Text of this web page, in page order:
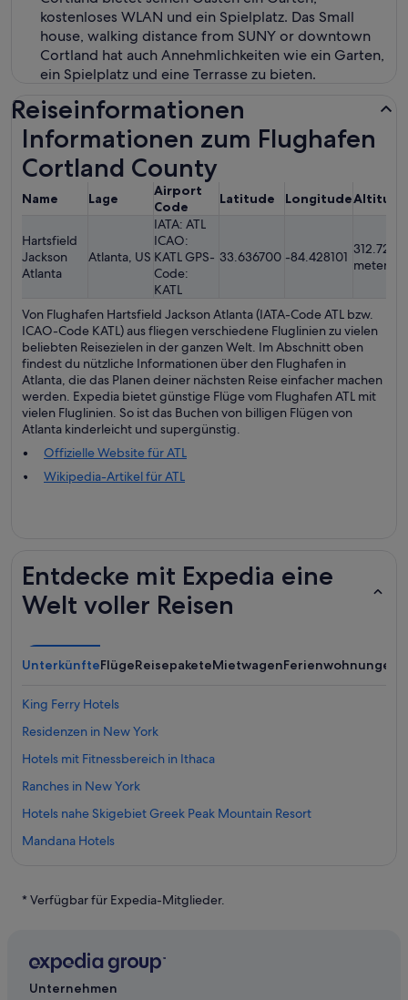
kostenloses WLAN und ein Spielplatz. Das Small
house, walking distance from SUNY or downtown
Cortland hat auch Annehmlichkeiten wie ein Garten,
ein Spielplatz und eine Terrasse zu bieten.
Reiseinformationen
Informationen zum Flughafen
Cortland County
Name Lage
Airport
Code
Latitude LongitudeAltitude
Hartsfield
Jackson
Atlanta
Atlanta, US
IATA: ATL
ICAO:
KATL GPS-
Code:
KATL
33.636700 -84.428101 312.72
meters
Von Flughafen Hartsfield Jackson Atlanta (IATA-Code ATL bzw.
ICAO-Code KATL) aus fliegen verschiedene Fluglinien zu vielen
beliebten Reisezielen in der ganzen Welt. Im Abschnitt oben
findest du nützliche Informationen über den Flughafen in
Atlanta, die das Planen deiner nächsten Reise einfacher machen
werden. Expedia bietet günstige Flüge vom Flughafen ATL mit
vielen Fluglinien. So ist das Buchen von billigen Flügen von
Atlanta kinderleicht und supergünstig.
Offizielle Website für ATL
Wikipedia-Artikel für ATL
Entdecke mit Expedia eine
Welt voller Reisen
UnterkünfteFlügeReisepaketeMietwagenFerienwohnungen
King Ferry Hotels
Residenzen in New York
Hotels mit Fitnessbereich in Ithaca
Ranches in New York
Hotels nahe Skigebiet Greek Peak Mountain Resort
Mandana Hotels
Hotels mit Restaurant in New York
Tully Hotels
Best Western Hotels in Caroline
* Verfügbar für Expedia-Mitglieder.
Unternehmen